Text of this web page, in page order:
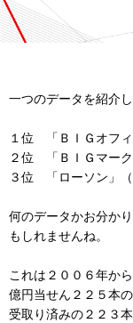
一つのデータを紹介し
１位 「ＢＩＧオフィ
２位 「ＢＩＧマーク
３位 「ローソン」（
何のデータかお分か
もしれませんね。
これは２００６年か
億円当せん２２５本
受取り済みの２２３